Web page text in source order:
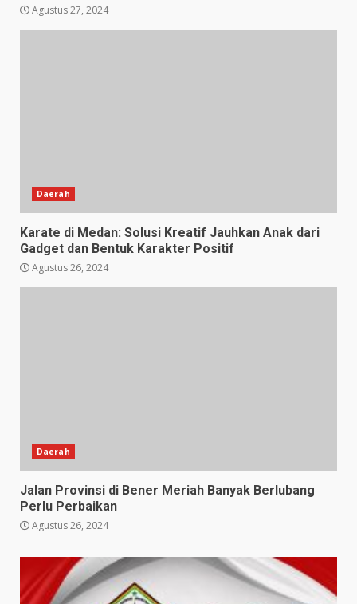
Agustus 27, 2024
Daerah
Karate di Medan: Solusi Kreatif Jauhkan Anak dari
Gadget dan Bentuk Karakter Positif
Agustus 26, 2024
Daerah
Jalan Provinsi di Bener Meriah Banyak Berlubang
Perlu Perbaikan
Agustus 26, 2024